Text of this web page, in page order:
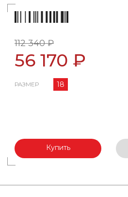
112 340 ₽
56 170 ₽
РАЗМЕР 18
Купить